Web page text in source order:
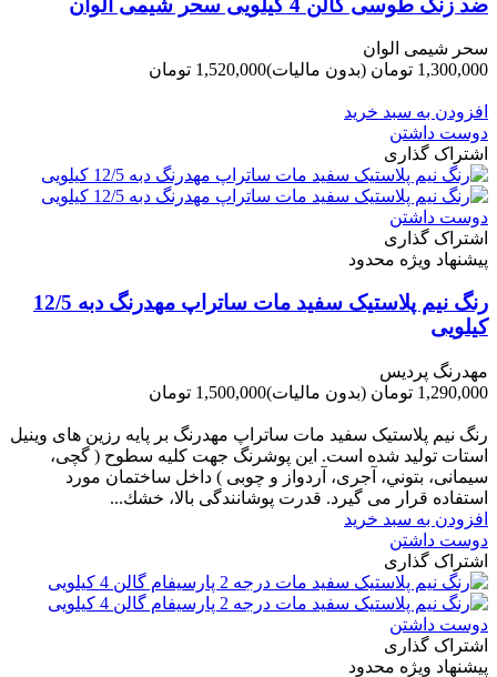
سحر شیمی الوان
1,300,000 تومان
(بدون مالیات)1,520,000 تومان
افزودن به سبد خرید
دوست داشتن
اشتراک گذاری
دوست داشتن
اشتراک گذاری
پیشنهاد ویژه محدود
رنگ نیم پلاستیک سفید مات ساتراپ مهدرنگ دبه 12/5
کیلویی
مهدرنگ پردیس
1,290,000 تومان
(بدون مالیات)1,500,000 تومان
رنگ نیم پلاستیک سفید مات ساتراپ مهدرنگ بر پایه رزین های وینیل
استات تولید شده است. این پوشرنگ جهت کلیه سطوح ( گچی،
سیمانی، بتوني، آجری، آردواز و چوبی ) داخل ساختمان مورد
استفاده قرار می گیرد. قدرت پوشانندگی بالا، خشك...
افزودن به سبد خرید
دوست داشتن
اشتراک گذاری
دوست داشتن
اشتراک گذاری
پیشنهاد ویژه محدود